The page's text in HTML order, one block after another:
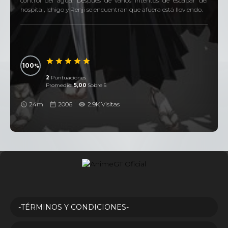
hospital, Ichigo y Renji se encuentran que afuera está lloviendo.
100
2 Puntuaciones
Promedio:5,00 Sobre 5
24m 2006 2.9K Visitas
-TÉRMINOS Y CONDICIONES-